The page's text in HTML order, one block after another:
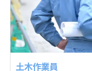
土木作業員